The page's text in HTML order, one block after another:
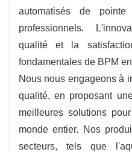
automatisés de
professionnels.
qualité et la
fondamentales de BPM
Nous nous engageons à
qualité, en proposant
meilleures solutions
monde entier. Nos
secteurs, tels que